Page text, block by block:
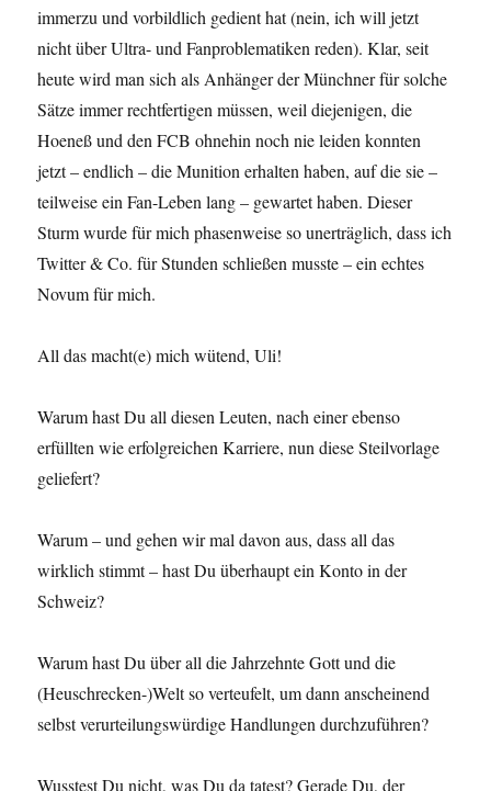
immerzu und vorbildlich gedient hat (nein, ich will jetzt
nicht über Ultra- und Fanproblematiken reden). Klar, seit
heute wird man sich als Anhänger der Münchner für solche
Sätze immer rechtfertigen müssen, weil diejenigen, die
Hoeneß und den FCB ohnehin noch nie leiden konnten
jetzt – endlich – die Munition erhalten haben, auf die sie –
teilweise ein Fan-Leben lang – gewartet haben. Dieser
Sturm wurde für mich phasenweise so unerträglich, dass ich
Twitter & Co. für Stunden schließen musste – ein echtes
Novum für mich.
All das macht(e) mich wütend, Uli!
Warum hast Du all diesen Leuten, nach einer ebenso
erfüllten wie erfolgreichen Karriere, nun diese Steilvorlage
geliefert?
Warum – und gehen wir mal davon aus, dass all das
wirklich stimmt – hast Du überhaupt ein Konto in der
Schweiz?
Warum hast Du über all die Jahrzehnte Gott und die
(Heuschrecken-)Welt so verteufelt, um dann anscheinend
selbst verurteilungswürdige Handlungen durchzuführen?
Wusstest Du nicht, was Du da tatest? Gerade Du, der